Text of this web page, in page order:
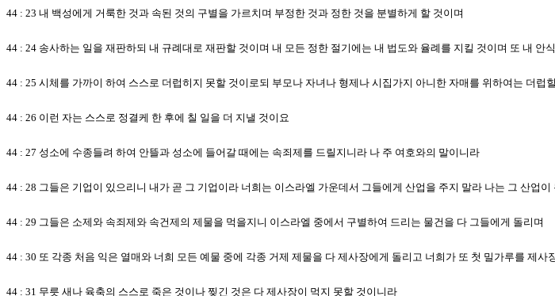
44 : 23 내 백성에게 거룩한 것과 속된 것의 구별을 가르치며 부정한 것과 정한 것을 분별하게 할 것이며
44 : 24 송사하는 일을 재판하되 내 규례대로 재판할 것이며 내 모든 정한 절기에는 내 법도와 율례를 지킬 것이며 또 내 안
44 : 25 시체를 가까이 하여 스스로 더럽히지 못할 것이로되 부모나 자녀나 형제나 시집가지 아니한 자매를 위하여는 더럽
44 : 26 이런 자는 스스로 정결케 한 후에 칠 일을 더 지낼 것이요
44 : 27 성소에 수종들려 하여 안뜰과 성소에 들어갈 때에는 속죄제를 드릴지니라 나 주 여호와의 말이니라
44 : 28 그들은 기업이 있으리니 내가 곧 그 기업이라 너희는 이스라엘 가운데서 그들에게 산업을 주지 말라 나는 그 산업이
44 : 29 그들은 소제와 속죄제와 속건제의 제물을 먹을지니 이스라엘 중에서 구별하여 드리는 물건을 다 그들에게 돌리며
44 : 30 또 각종 처음 익은 열매와 너희 모든 예물 중에 각종 거제 제물을 다 제사장에게 돌리고 너희가 또 첫 밀가루를 제
44 : 31 무릇 새나 육축의 스스로 죽은 것이나 찢긴 것은 다 제사장이 먹지 못할 것이니라